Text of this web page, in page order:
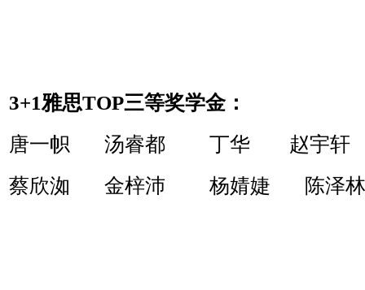
3+1雅思TOP三等奖学金：
唐一帜 汤睿都 丁华 赵宇轩
蔡欣洳 金梓沛 杨婧婕 陈泽林